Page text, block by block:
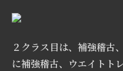
２クラス目は、補強稽古
に補強稽古、ウエイトト